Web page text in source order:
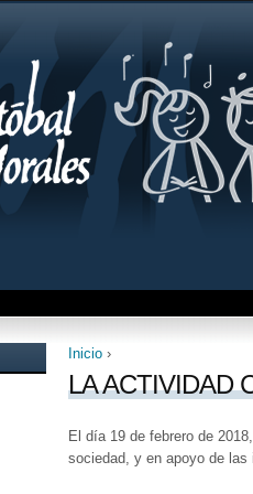
Se encuentra
Inicio ›
LA ACTIVIDAD
El día 19 de febrero de
sociedad, y en apoyo de